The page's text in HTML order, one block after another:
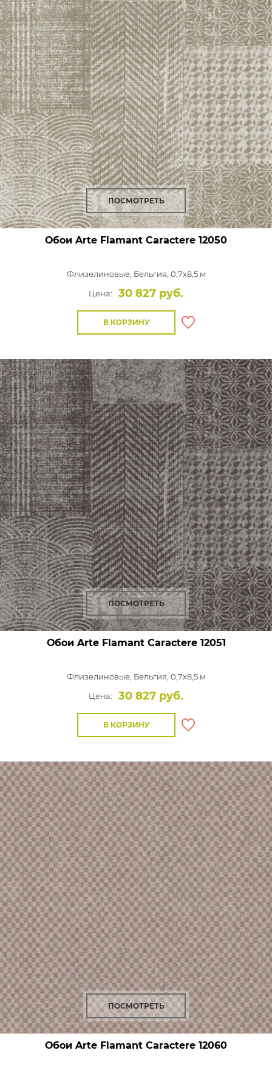
ПОСМОТРЕТЬ
Обои Arte Flamant Caractere 12050
Флизелиновые, Бельгия, 0,7x8,5 м
Цена:
30 827 руб.
В КОРЗИНУ
ПОСМОТРЕТЬ
Обои Arte Flamant Caractere12051
Флизелиновые, Бельгия, 0,7x8,5 м
Цена:
30 827 руб.
В КОРЗИНУ
ПОСМОТРЕТЬ
Обои Arte Flamant Caractere 12060